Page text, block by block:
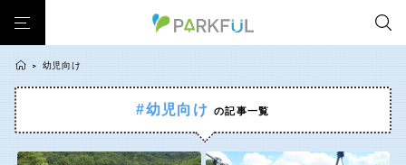
大型遊具
自然が豊か 梅・桜の名所 景色が良い 水遊び
幼児向け
> 幼児向け
#幼児向け の記事一覧